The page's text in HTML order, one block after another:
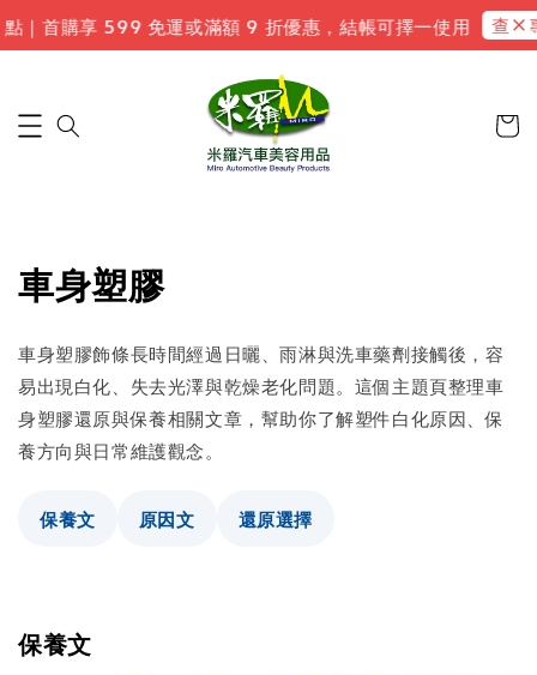
｜首購享 599 免運或滿額 9 折優惠，結帳可擇一使用 查看
車身塑膠
車身塑膠飾條長時間經過日曬、雨淋與洗車藥劑接觸後，容
易出現白化、失去光澤與乾燥老化問題。這個主題頁整理車
身塑膠還原與保養相關文章，幫助你了解塑件白化原因、保
養方向與日常維護觀念。
保養文 原因文 還原選擇
保養文